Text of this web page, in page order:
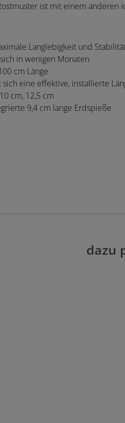
ist mit einem anderen
Langlebigkeit und
in wenigen Monaten
cm Länge
eine effektive, installierte
cm, 12,5 cm
9,4 cm lange Erdspieße
dazu